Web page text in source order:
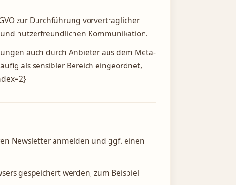
zur Durchführung vorvertraglicher
nutzerfreundlichen Kommunikation.
auch durch Anbieter aus dem Meta-
als sensibler Bereich eingeordnet,
Newsletter anmelden und ggf. einen
gespeichert werden, zum Beispiel